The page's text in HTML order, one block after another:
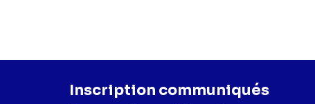
Inscription communiqués